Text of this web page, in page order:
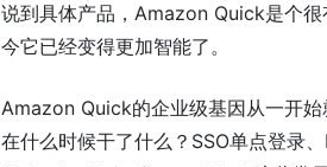
说到具体产品，Amazon Quick是个
今它已经变得更加智能了。
Amazon Quick的企业级基因从一开
在什么时候干了什么？SSO单点登录